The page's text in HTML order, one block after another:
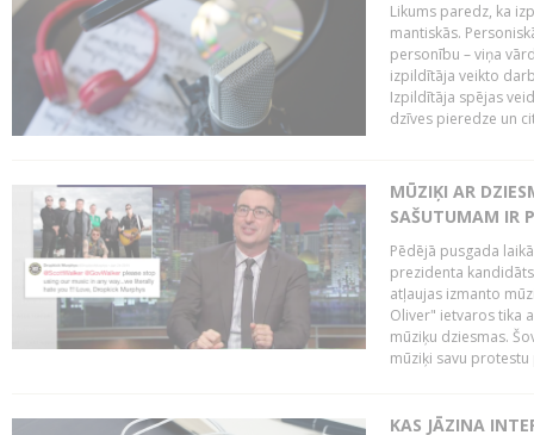
Likums paredz, ka
mantiskās.
personību – viņa
izpildītāja veikto
Izpildītāja spējas
dzīves pieredze un
MŪZIĶI AR
SAŠUTUMAM IR
Pēdējā pusgada
prezidenta
atļaujas izmanto
Oliver" ietvaros tika
mūziķu dziesmas.
mūziķi savu
KAS JĀZINA